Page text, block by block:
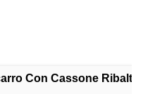
Con Cassone